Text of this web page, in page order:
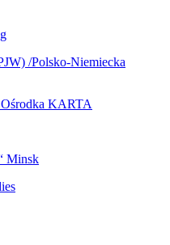
/Polsko-Niemiecka
KARTA
Minsk